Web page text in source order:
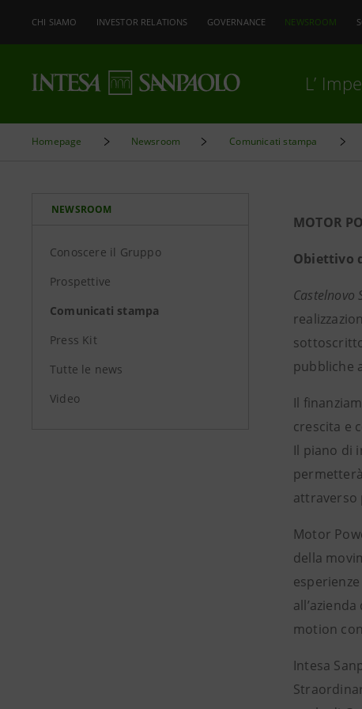
CHI SIAMO INVESTOR RELATIONS GOVERNANCE NEWSROOM
L’
Homepage Newsroom Comunicati stampa
NEWSROOM
Conoscere il Gruppo
Prospettive
Comunicati stampa
Press Kit
Tutte le news
Video
MOTOR
Obiettivo
Castelnovo
pubbliche
Il
crescita e
Il piano di
attraverso
Motor
della
motion
Intesa